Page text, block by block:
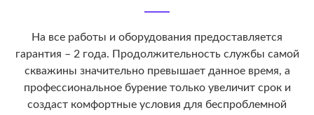
На все работы и оборудования предоставляется
гарантия – 2 года. Продолжительность службы самой
скважины значительно превышает данное время, а
профессиональное бурение только увеличит срок и
создаст комфортные условия для беспроблемной